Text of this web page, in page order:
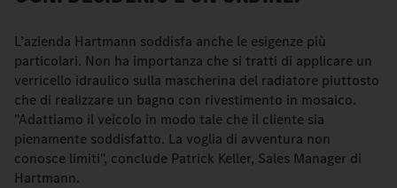
L’azienda Hartmann soddisfa anche le esigenze più
particolari. Non ha importanza che si tratti di applicare un
verricello idraulico sulla mascherina del radiatore piuttosto
che di realizzare un bagno con rivestimento in mosaico.
"Adattiamo il veicolo in modo tale che il cliente sia
pienamente soddisfatto. La voglia di avventura non
conosce limiti", conclude Patrick Keller, Sales Manager di
Hartmann.